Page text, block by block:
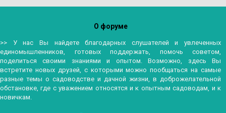
О форуме
>> У нас Вы найдете благодарных слушателей и увлеченных
единомышленников, готовых поддержать, помочь советом,
поделиться своими знаниями и опытом. Возможно, здесь Вы
встретите новых друзей, с которыми можно пообщаться на самые
разные темы о садоводстве и дачной жизни, в доброжелательной
обстановке, где с уважением относятся и к опытным садоводам, и к
новичкам.